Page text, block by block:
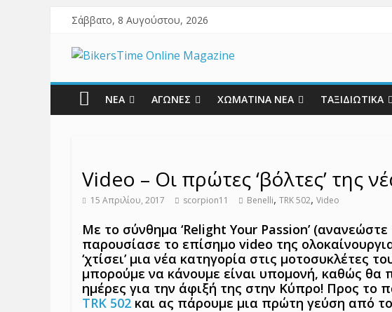
Σάββατο, 8 Αυγούστου, 2026
ΝΕΑ ΑΓΩΝΕΣ ΧΩΜΑΤΙΝΑ ΝΕΑ ΤΑΞΙΔΙΩΤΙΚΑ
Video – Οι πρώτες ‘βόλτες’ της
15 Απριλίου, 2017 scorpion11 Benelli, TRK 502, Video
Με το σύνθημα ‘Relight Your Passion’
παρουσίασε το επίσημο video της
‘χτίσει’ μια νέα κατηγορία στις μοτοσυκλέτες
μπορούμε να κάνουμε είναι υπομονή, καθώς θα
ημέρες για την άφιξή της στην Κύπρο! Προς το
TRK 502 και ας πάρουμε μια πρώτη γεύση από